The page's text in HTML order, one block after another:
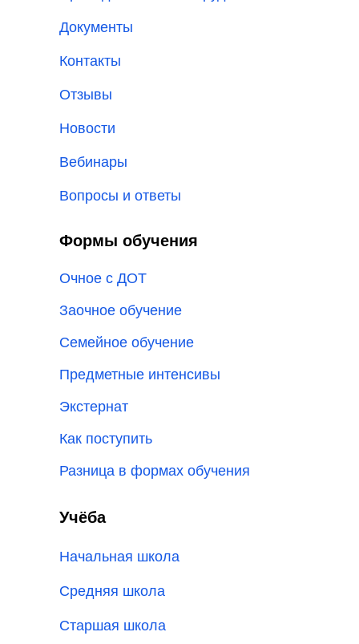
Документы
Контакты
Отзывы
Новости
Вебинары
Вопросы и ответы
Формы обучения
Заочное обучение
Очное с ДОТ
Семейное обучение
Предметные интенсивы
Как поступить
Экстернат
Разница в формах обучения
Учёба
Начальная школа
Средняя школа
Старшая школа